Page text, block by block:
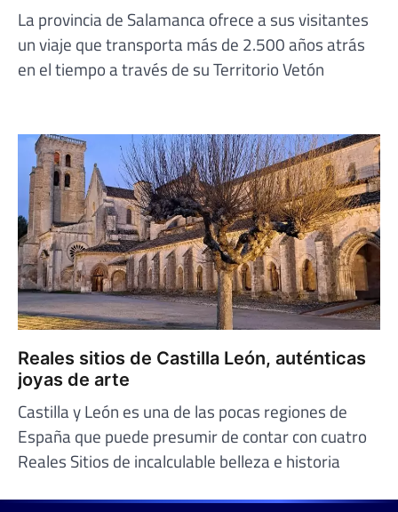
La provincia de Salamanca ofrece a sus visitantes
un viaje que transporta más de 2.500 años atrás
en el tiempo a través de su Territorio Vetón
Reales sitios de Castilla León, auténticas
joyas de arte
Castilla y León es una de las pocas regiones de
España que puede presumir de contar con cuatro
Reales Sitios de incalculable belleza e historia